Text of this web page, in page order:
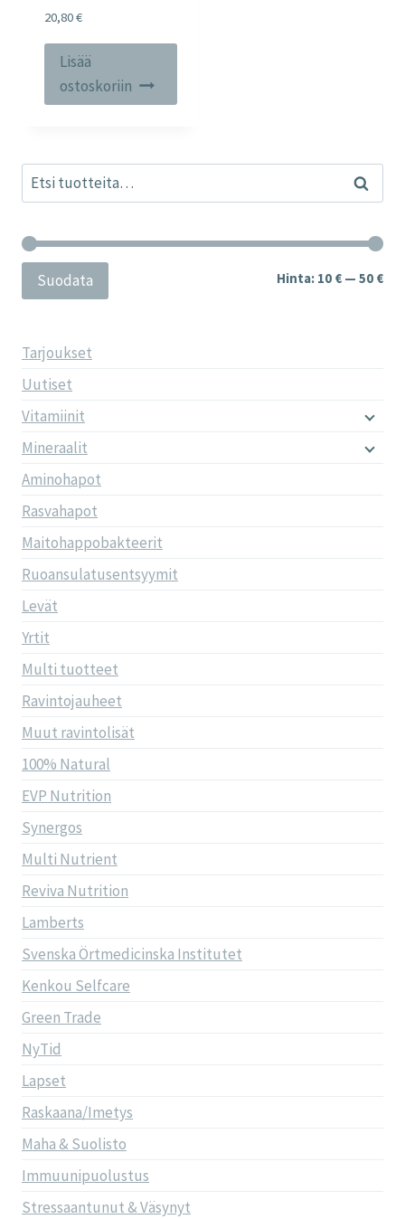
20,80€
Lisää
ostoskoriin
Etsi: Haku
Suodata Hinta: 10 € — 50 €
Tarjoukset
Uutiset
Vitamiinit
Mineraalit
Aminohapot
Rasvahapot
Maitohappobakteerit
Ruoansulatusentsyymit
Levät
Yrtit
Multi tuotteet
Ravintojauheet
Muut ravintolisät
100% Natural
EVP Nutrition
Synergos
Multi Nutrient
Reviva Nutrition
Lamberts
Svenska Örtmedicinska Institutet
Kenkou Selfcare
Green Trade
NyTid
Lapset
Raskaana/Imetys
Maha & Suolisto
Immuunipuolustus
Stressaantunut & Väsynyt